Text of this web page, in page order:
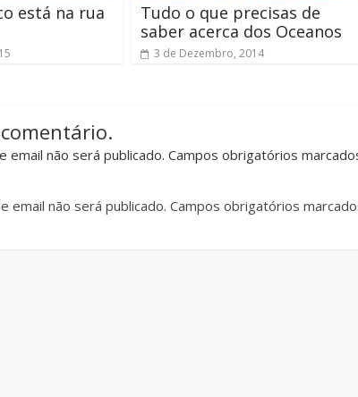
está na rua
Tudo o que precisas de
saber acerca dos Oceanos
3 de Dezembro, 2014
email não será publicado. Campos obrigatórios
email não será publicado. Campos obrigatórios